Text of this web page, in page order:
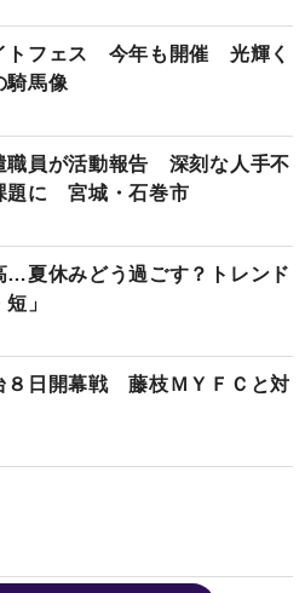
トフェス 今年も開催 光輝く
騎馬像
職員が活動報告 深刻な人手不
題に 宮城・石巻市
…夏休みどう過ごす？トレンド
」
８日開幕戦 藤枝ＭＹＦＣと対